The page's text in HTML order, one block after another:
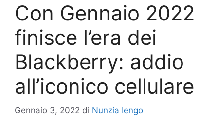
Con Gennaio 2022
finisce l’era dei
Blackberry: addio
all’iconico cellulare
Gennaio 3, 2022 di Nunzia Iengo